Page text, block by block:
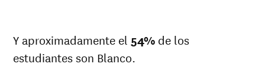
Y aproximadamente el 54% de los
estudiantes son Blanco.